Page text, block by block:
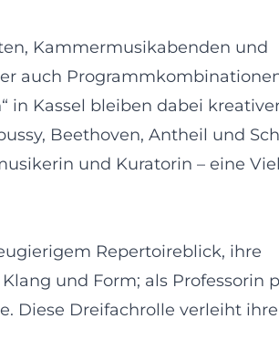
Kammermusikabenden und
auch
in Kassel bleiben dabei
Beethoven, Antheil und
und Kuratorin – eine
Repertoireblick, ihre
und Form; als Professorin
Diese Dreifachrolle verleiht